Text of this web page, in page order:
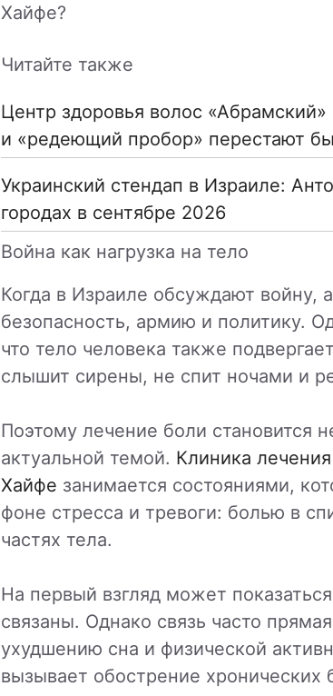
Хайфе?
Читайте также
Центр здоровья волос
и «редеющий пробор» перестают
Украинский стендап в Израиле:
городах в сентябре 2026
Война как нагрузка на тело
Когда в Израиле обсуждают войну,
безопасность, армию и политику.
что тело человека также
слышит сирены, не спит ночами и
Поэтому лечение боли становится
актуальной темой. Клиника
Хайфе занимается состояниями,
фоне стресса и тревоги: болью в
частях тела.
На первый взгляд может
связаны. Однако связь часто
ухудшению сна и физической
вызывает обострение хронических